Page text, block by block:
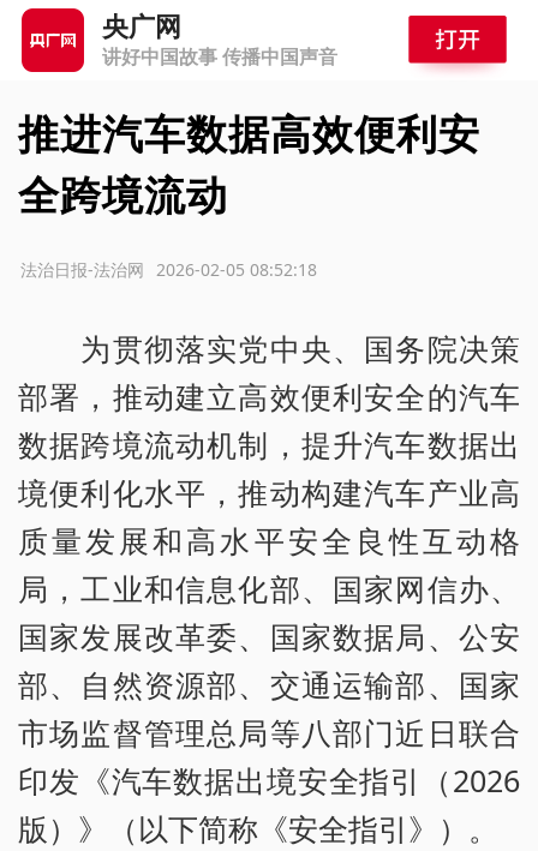
央广网
讲好中国故事 传播中国声音
推进汽车数据高效便利安
全跨境流动
2026-02-05 08:52:18
法治日报-法治网
为贯彻落实党中央、国务院决策
部署，推动建立高效便利安全的汽车
数据跨境流动机制，提升汽车数据出
境便利化水平，推动构建汽车产业高
质量发展和高水平安全良性互动格
局，工业和信息化部、国家网信办、
国家发展改革委、国家数据局、公安
部、自然资源部、交通运输部、国家
市场监督管理总局等八部门近日联合
印发《汽车数据出境安全指引（2026
版）》（以下简称《安全指引》）。